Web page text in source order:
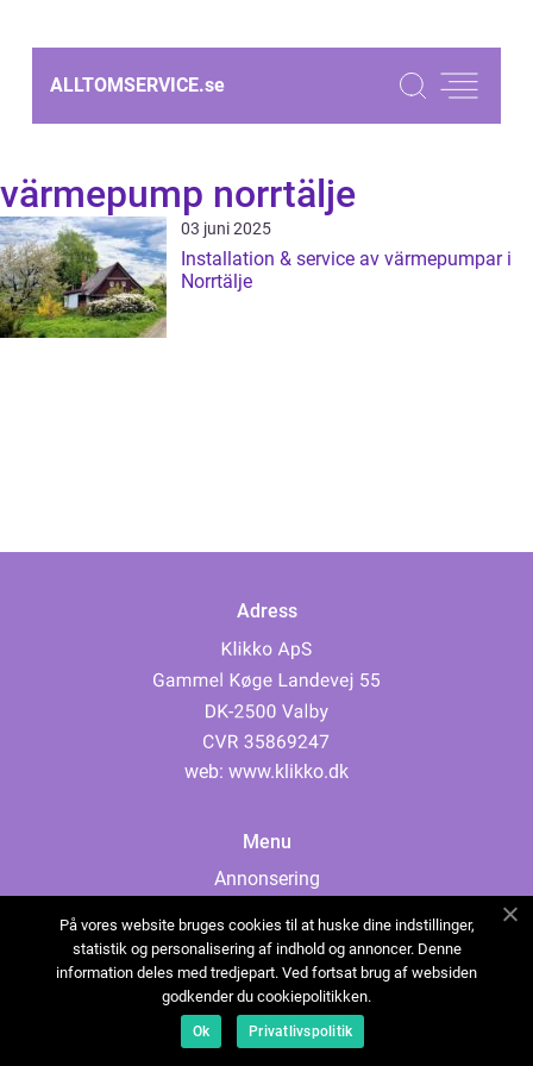
ALLTOMSERVICE.se
värmepump norrtälje
03 juni 2025
Installation & service av värmepumpar i
Norrtälje
Adress
web: www.klikko.dk
Menu
Annonsering
Cookies
Kontakta oss
Sitemap
På vores website bruges cookies til at huske dine indstillinger,
statistik og personalisering af indhold og annoncer. Denne
information deles med tredjepart. Ved fortsat brug af websiden
godkender du cookiepolitikken.
Ok Privatlivspolitik